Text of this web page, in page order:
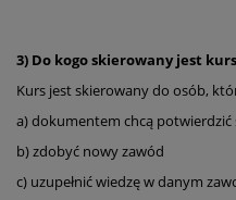
3) Do kogo skierowany jest
Kurs jest skierowany do osób,
a) dokumentem chcą
b) zdobyć nowy zawód
c) uzupełnić wiedzę w danym